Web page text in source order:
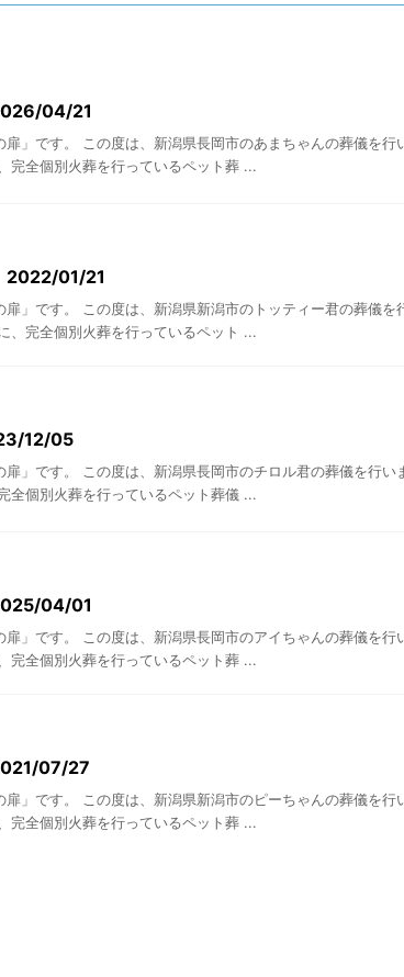
04/21
」です。 この度は、新潟県長岡市のあまちゃんの葬儀を
完全個別火葬を行っているペット葬 ...
2022/01/21
」です。 この度は、新潟県新潟市のトッティー君の葬儀を
、完全個別火葬を行っているペット ...
12/05
」です。 この度は、新潟県長岡市のチロル君の葬儀を行い
全個別火葬を行っているペット葬儀 ...
04/01
」です。 この度は、新潟県長岡市のアイちゃんの葬儀を
完全個別火葬を行っているペット葬 ...
07/27
」です。 この度は、新潟県新潟市のピーちゃんの葬儀を
完全個別火葬を行っているペット葬 ...